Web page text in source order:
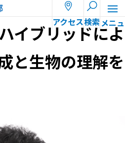
イブリッドによ
と生物の理解を
アクセス検索